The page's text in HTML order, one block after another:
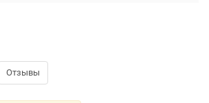
Отзывы